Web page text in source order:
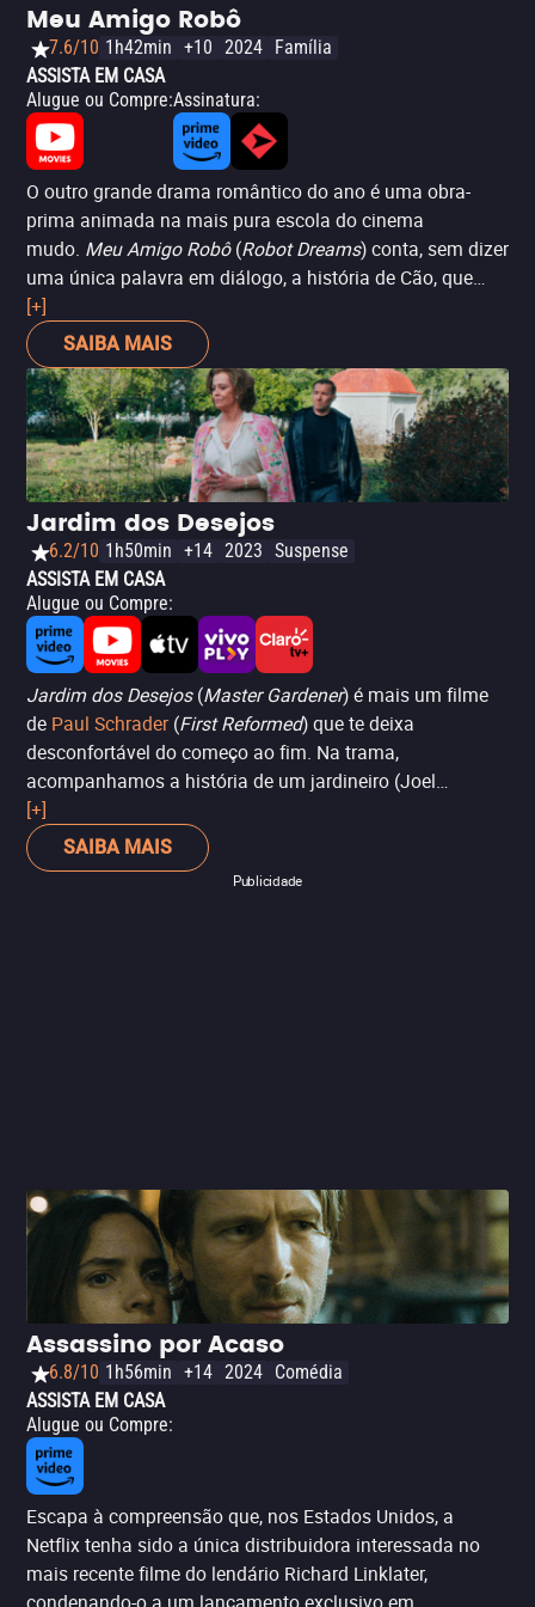
Meu Amigo Robô
7.6/10 1h42min +10 2024 Família
ASSISTA EM CASA
Alugue ou Compre:Assinatura:
O outro grande drama romântico do ano é uma obra-
prima animada na mais pura escola do cinema
mudo. Meu Amigo Robô(Robot Dreams) conta, sem dizer
uma única palavra em diálogo, a história de Cão, que
constrói Robô para lhe fazer companhia. Os dois formam
uma relação sólida e cativante, mas que está condenada
a durar pouco. E tudo bem: o filme abraça a
inevitabilidade das mudanças na vida, e escolhe celebrar
as boas coisas vividas. – Lalo Ortega
[+]
SAIBA MAIS
Jardim dos Desejos
6.2/10 1h50min +14 2023 Suspense
ASSISTA EM CASA
Alugue ou Compre:
Jardim dos Desejos(Master Gardener) é mais um filme
de Paul Schrader (First Reformed) que te deixa
desconfortável do começo ao fim. Na trama,
acompanhamos a história de um jardineiro (Joel
Edgerton), trabalhando na casa de uma mulher rígida
(Sigourney Weaver), que esconde um passado obscuro.
As coisas mudam quando a sobrinha-neta (Quintessa
coloca sua genialidade à prova no último segundo. E é
preciso ainda destacar o trabalho de um elenco
impecável, com Edgerton mostrando, novamente, que é
um dos melhores atores em atividade. – Matheus Mans
[+]
SAIBA MAIS
Publicidade
Assassino por Acaso
6.8/10 1h56min +14 2024 Comédia
ASSISTA EM CASA
Alugue ou Compre:
Escapa à compreensão que, nos Estados Unidos, a
Netflix tenha sido a única distribuidora interessada no
mais recente filme do lendário Richard Linklater,